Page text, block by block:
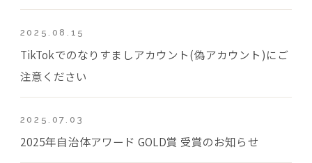
2025.08.15
TikTokでのなりすましアカウント(偽アカウント)にご
注意ください
2025.07.03
2025年自治体アワード GOLD賞 受賞のお知らせ